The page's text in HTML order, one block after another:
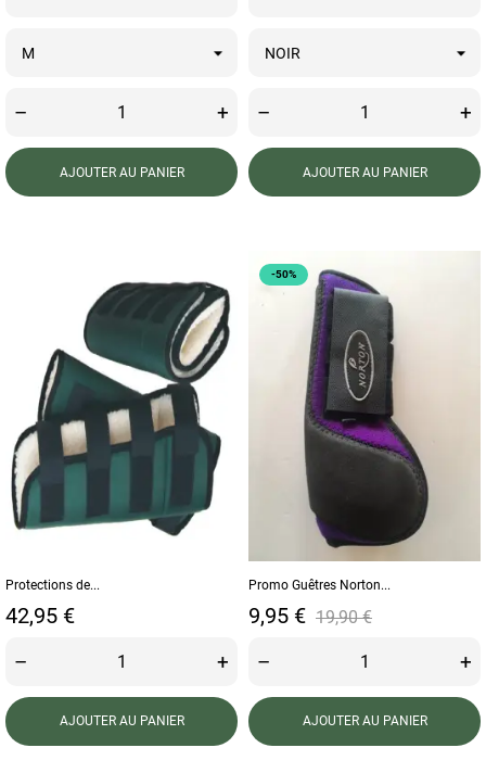
– +
AJOUTER AU PANIER
– +
AJOUTER AU PANIER
Protections de...
Prix
42,95 €
– +
AJOUTER AU PANIER
-50%
Promo Guêtres Norton...
Prix
9,95 € Prix de base
19,90 €
– +
AJOUTER AU PANIER